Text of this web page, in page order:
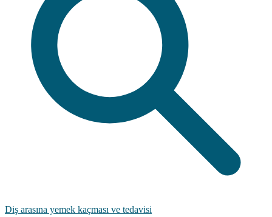
Diş arasına yemek kaçması ve tedavisi